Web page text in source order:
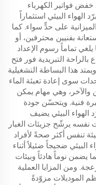
في خفض فواتير الكهرباء
الهواء البيئي استثماراً
على حدٍّ سواء. كما
بفنيين محترفين، أو
يلغي تماماً رسوم الإعداد
التبريدية فور فتح
ويمتد هذا البساطة التشغيلية
سوى إعادة تعبئة الماء
والآخر، وهي مهام يمكن
فنية. ويتحسّن جودة
الهواء البيئي يضيف
نفسه يرشّح جزيئات الغبار
تنفس أكثر صحةً لأفراد
البيئي ضجيجاً ضئيلاً أثناء
من ٥٠ ديسيبل، مما يضمن نوماً هادئاً وبيئات
ومن المزايا العملية
الموديلات مزوّدةً